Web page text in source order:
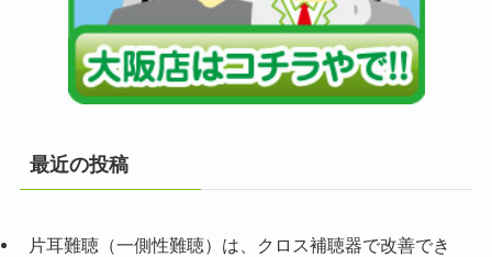
最近の投稿
片耳難聴（一側性難聴）は、クロス補聴器で改善でき